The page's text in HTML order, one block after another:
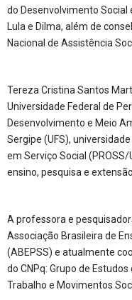
do Desenvolvimento
Lula e Dilma, além de
Nacional de Assistência
Tereza Cristina Santos
Universidade Federal de
Desenvolvimento e Meio
Sergipe (UFS),
em Serviço Social
ensino, pesquisa e extensão.
A professora e
Associação Brasileira de
(ABEPSS) e atualmente
do CNPq: Grupo de
Trabalho e Movimentos